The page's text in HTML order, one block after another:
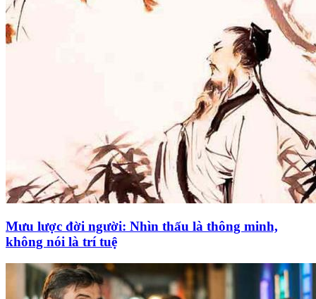
Mưu lược đời người: Nhìn thấu là thông minh,
không nói là trí tuệ